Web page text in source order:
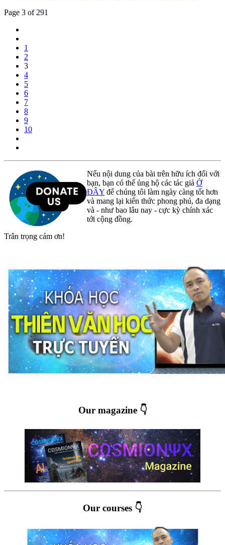
Page 3 of 291
1
2
3
4
5
6
7
8
9
10
Nếu nội dung của bài trên hữu ích đối với
bạn, bạn có thể ủng hộ các tác giả Ở
ĐÂY để chúng tôi làm ngày càng tốt hơn
và mang lại kiến thức phong phú, đa dạng
và - như bao lâu nay - cực kỳ chính xác
tới cộng đồng.
Trân trọng cám ơn!
Our magazine 👇
Our courses 👇